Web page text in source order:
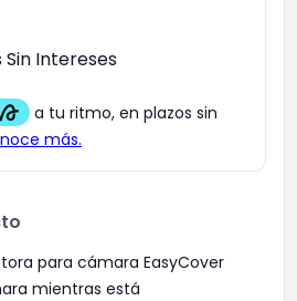
Sin Intereses
para cámara EasyCover
mientras está